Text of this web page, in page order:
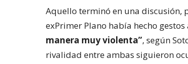
Aquello terminó en una discusión,
exPrimer Plano había hecho
manera muy violenta”, según
rivalidad entre ambas siguieron